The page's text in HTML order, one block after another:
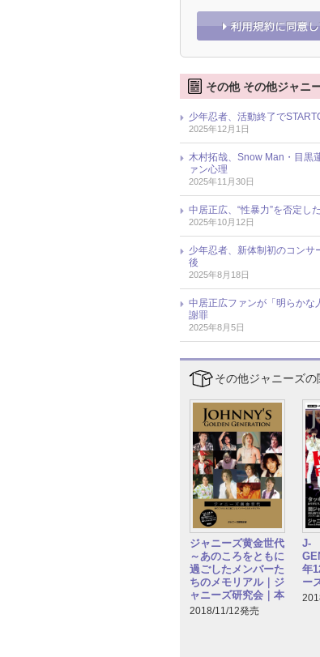
その他 その他ジャニ
少年忍者、活動終了で
2025年12月1日
木村拓哉、Snow Man・目黒
ァン心理
2025年11月30日
中居正広、“性暴力”を否定
2025年10月12日
少年忍者、新体制初のコン
後
2025年8月18日
中居正広ファンが「明らか
謝罪
2025年8月5日
その他ジャニーズの
ジャニーズ黄金世代
～あのころをともに
過ごしたメンバーた
ちのメモリアル｜ジ
ャニーズ研究会｜本
2018/11/12発売
J-
年
ー